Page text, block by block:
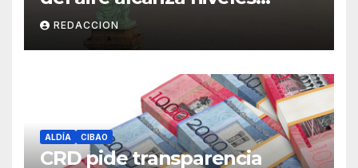
peligrosos en NYC
REDACCION
ALDÍA CIBAO
CRD pide transparencia